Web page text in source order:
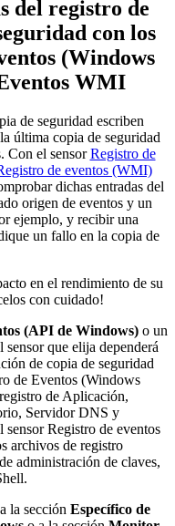
del registro de
con los
(Windows
WMI
de seguridad escriben
última copia de seguridad
Con el sensorRegistro de
de eventos (WMI)
dichas entradas del
origen de eventos y un
ejemplo, y recibir una
un fallo en la copia de
en el rendimiento de su
con cuidado!
(API de Windows) o un
sensor que elija dependerá
de copia de seguridad
de Eventos (Windows
de Aplicación,
Servidor DNS y
Registro de eventos
archivos de registro
administración de claves,
la sección Específico de